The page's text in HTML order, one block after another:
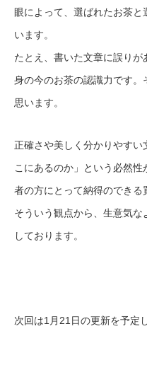
眼によって、選ばれたお茶
います。
たとえ、書いた文章に誤り
身の今のお茶の認識力です。
思います。
正確さや美しく分かりやすい
こにあるのか」という必然
者の方にとって納得のできる
そういう観点から、生意気な
しております。
次回は1月21日の更新を予定